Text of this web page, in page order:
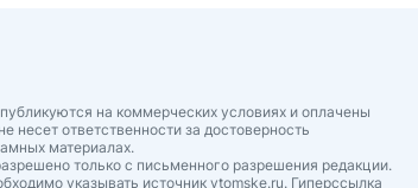
на коммерческих условиях и оплачены
несет ответственности за достоверность
материалах.
только с письменного разрешения редакции.
указывать источник vtomske.ru. Гиперссылка